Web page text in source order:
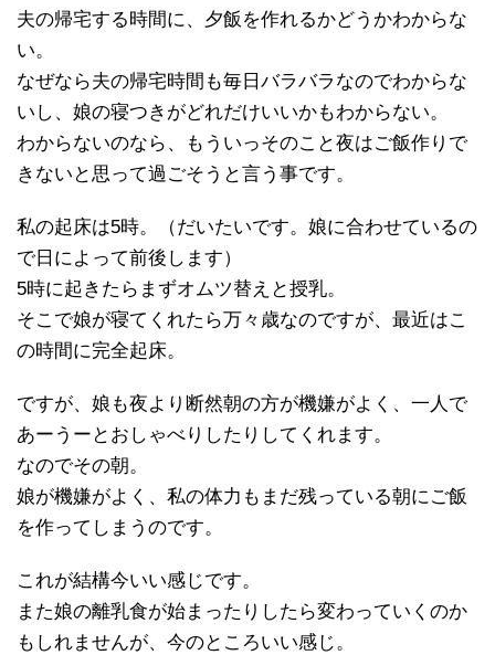
夫の帰宅する時間に、夕飯を作れるかどうかわからな
い。
なぜなら夫の帰宅時間も毎日バラバラなのでわからな
いし、娘の寝つきがどれだけいいかもわからない。
わからないのなら、もういっそのこと夜はご飯作りで
きないと思って過ごそうと言う事です。
私の起床は5時。（だいたいです。娘に合わせているの
で日によって前後します）
5時に起きたらまずオムツ替えと授乳。
そこで娘が寝てくれたら万々歳なのですが、最近はこ
の時間に完全起床。
ですが、娘も夜より断然朝の方が機嫌がよく、一人で
あーうーとおしゃべりしたりしてくれます。
なのでその朝。
娘が機嫌がよく、私の体力もまだ残っている朝にご飯
を作ってしまうのです。
これが結構今いい感じです。
また娘の離乳食が始まったりしたら変わっていくのか
もしれませんが、今のところいい感じ。